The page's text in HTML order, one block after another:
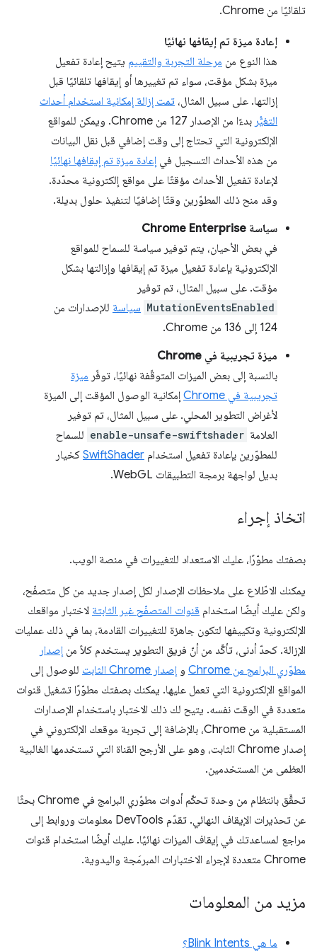
تلقائيًا من Chrome.
إعادة ميزة تم إيقافها نهائيًا
هذا النوع من مرحلة التجربة والتقييم يتيح إعادة تفعيل
ميزة بشكل مؤقت، سواء تم تغييرها أو إيقافها تلقائيًا قبل
إزالتها. على سبيل المثال، تمت إزالة إمكانية استخدام أحداث
التغيُّر
بدءًا من الإصدار 127 من Chrome. ويمكن للمواقع
الإلكترونية التي تحتاج إلى وقت إضافي قبل نقل البيانات
من هذه الأحداث التسجيل في إعادة ميزة تم إيقافها نهائيًا
لإعادة تفعيل الأحداث مؤقتًا على مواقع إلكترونية محدّدة.
وقد منح ذلك المطوّرين وقتًا إضافيًا لتنفيذ حلول بديلة.
سياسة Chrome Enterprise
في بعض الأحيان، يتم توفير سياسة للسماح للمواقع
الإلكترونية بإعادة تفعيل ميزة تم إيقافها وإزالتها بشكل
مؤقت. على سبيل المثال، تم توفير
MutationEventsEnabled سياسة للإصدارات من
124 إلى 136 من Chrome.
ميزة تجريبية في Chrome
بالنسبة إلى بعض الميزات المتوقّفة نهائيًا، توفّر ميزة
تجريبية في Chrome
إمكانية الوصول المؤقت إلى الميزة
لأغراض التطوير المحلي. على سبيل المثال، تم توفير
العلامة enable-unsafe-swiftshader للسماح
للمطوّرين بإعادة تفعيل استخدام SwiftShader كخيار
بديل لواجهة برمجة التطبيقات WebGL.
اتخاذ إجراء
بصفتك مطوّرًا، عليك الاستعداد للتغييرات في منصة الويب.
يمكنك الاطّلاع على ملاحظات الإصدار لكل إصدار جديد من كل متصفّح،
ولكن عليك أيضًا استخدام قنوات المتصفّح غير الثابتة لاختبار مواقعك
الإلكترونية وتكييفها لتكون جاهزة للتغييرات القادمة، بما في ذلك عمليات
الإزالة. كحدّ أدنى، تأكَّد من أنّ فريق التطوير يستخدم كلاً من إصدار
مطوّري البرامج من Chrome
و إصدار Chrome الثابت
للوصول إلى
المواقع الإلكترونية التي تعمل عليها. يمكنك بصفتك مطوّرًا تشغيل قنوات
متعددة في الوقت نفسه. يتيح لك ذلك الاختبار باستخدام الإصدارات
المستقبلية من Chrome، بالإضافة إلى تجربة موقعك الإلكتروني في
إصدار Chrome الثابت، وهو على الأرجح القناة التي تستخدمها الغالبية
العظمى من المستخدمين.
تحقَّق بانتظام من وحدة تحكّم أدوات مطوّري البرامج في Chrome بحثًا
عن تحذيرات الإيقاف النهائي. تقدّم DevTools معلومات وروابط إلى
مراجع لمساعدتك في إيقاف الميزات نهائيًا. عليك أيضًا استخدام قنوات
Chrome متعددة لإجراء الاختبارات المبرمَجة واليدوية.
مزيد من المعلومات
ما هي Blink Intents؟